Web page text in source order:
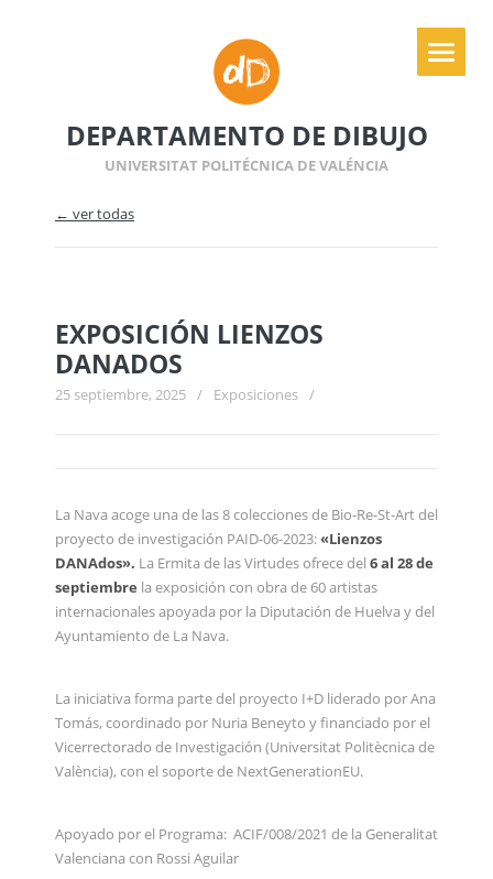
DEPARTAMENTO DE DIBUJO
UNIVERSITAT POLITÉCNICA DE VALÉNCIA
← ver todas
EXPOSICIÓN LIENZOS
DANADOS
25 septiembre, 2025 / Exposiciones /
La Nava acoge una de las 8 colecciones de Bio-Re-St-Art del
proyecto de investigación PAID-06-2023:«Lienzos
DANAdos». La Ermita de las Virtudes ofrece del 6 al 28 de
septiembre la exposición con obra de 60 artistas
internacionales apoyada por la Diputación de Huelva y del
Ayuntamiento de La Nava.
La iniciativa forma parte del proyecto I+D liderado por Ana
Tomás, coordinado por Nuria Beneyto y financiado por el
Vicerrectorado de Investigación (Universitat Politècnica de
València), con el soporte de NextGenerationEU.
Apoyado por el Programa: ACIF/008/2021 de la Generalitat
Valenciana con Rossi Aguilar